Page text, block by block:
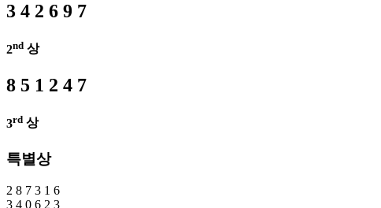
3 4 2 6 9 7
2nd 상
8 5 1 2 4 7
3rd 상
특별상
2 8 7 3 1 6
3 4 0 6 2 3